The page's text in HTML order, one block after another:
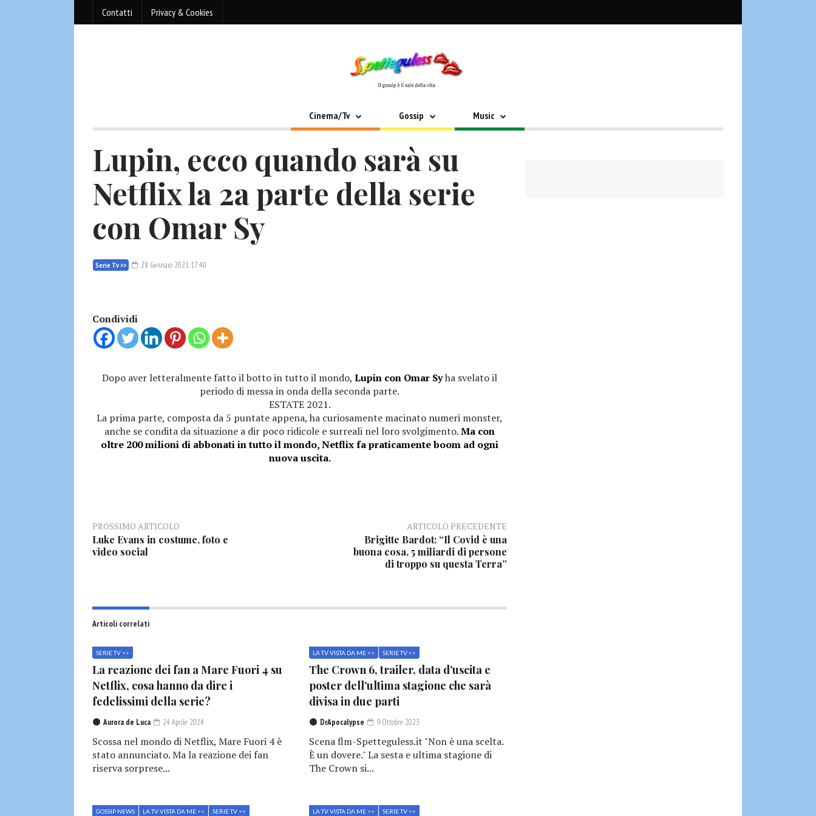
Contatti Privacy & Cookies
Cinema/Tv Gossip Music
Lupin, ecco quando sarà su
Netflix la 2a parte della serie
con Omar Sy
Serie Tv >> 28 Gennaio 2021 17:40
Condividi
Dopo aver letteralmente fatto il botto in tutto il mondo,Lupin con Omar Syha svelato il
periodo di messa in onda della seconda parte.
ESTATE 2021.
La prima parte, composta da 5 puntate appena, ha curiosamente macinato numeri monster,
anche se condita da situazione a dir poco ridicole e surreali nel loro svolgimento.Ma con
oltre 200 milioni di abbonati in tutto il mondo, Netflix fa praticamente boom ad ogni
nuova uscita.
PROSSIMO ARTICOLO
Luke Evans in costume, foto e
video social
ARTICOLO PRECEDENTE
Brigitte Bardot: “Il Covid è una
buona cosa, 5 miliardi di persone
di troppo su questa Terra”
Articoli correlati
SERIE TV >>
La reazione dei fan a Mare Fuori 4 su
Netflix, cosa hanno da dire i
fedelissimi della serie?
Aurora de Luca 24 Aprile 2024
Scossa nel mondo di Netflix, Mare Fuori 4 è
stato annunciato. Ma la reazione dei fan
riserva sorprese...
LA TV VISTA DA ME >> SERIE TV >>
The Crown 6, trailer, data d’uscita e
poster dell’ultima stagione che sarà
divisa in due parti
DrApocalypse 9 Ottobre 2023
Scena flm-Spetteguless.it "Non è una scelta.
È un dovere." La sesta e ultima stagione di
The Crown si...
GOSSIP NEWS LA TV VISTA DA ME >> SERIE TV >> LA TV VISTA DA ME >> SERIE TV >>